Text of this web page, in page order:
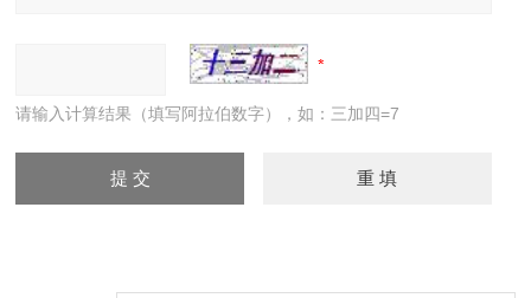
请输入计算结果（填写阿拉伯数字），如：三加四=7